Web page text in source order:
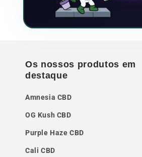
Os nossos produtos em
destaque
Amnesia CBD
OG Kush CBD
Purple Haze CBD
Cali CBD